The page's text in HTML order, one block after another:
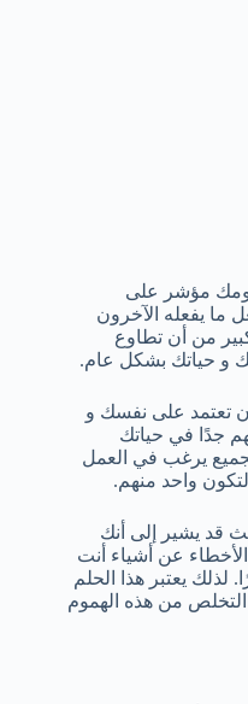
نومك مؤشر على
ما يفعله الآخرون
من أن تطاوع
و حياتك بشكل عام.
تعتمد على نفسك و
جدًا في حياتك
يرغب في العمل
واحد منهم.
قد يشير إلى أنك
عن أشياء أنت
لذلك يعتبر هذا الحلم
التخلص من هذه الهموم